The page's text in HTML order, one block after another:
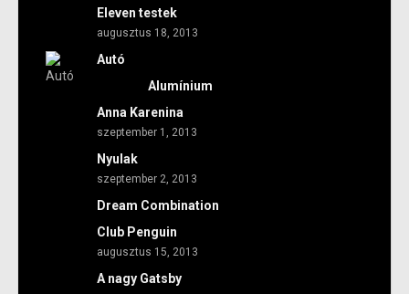
Eleven testek
augusztus 18, 2013
Autó
Alumínium
Anna Karenina
szeptember 1, 2013
Nyulak
szeptember 2, 2013
Dream Combination
Club Penguin
augusztus 15, 2013
A nagy Gatsby